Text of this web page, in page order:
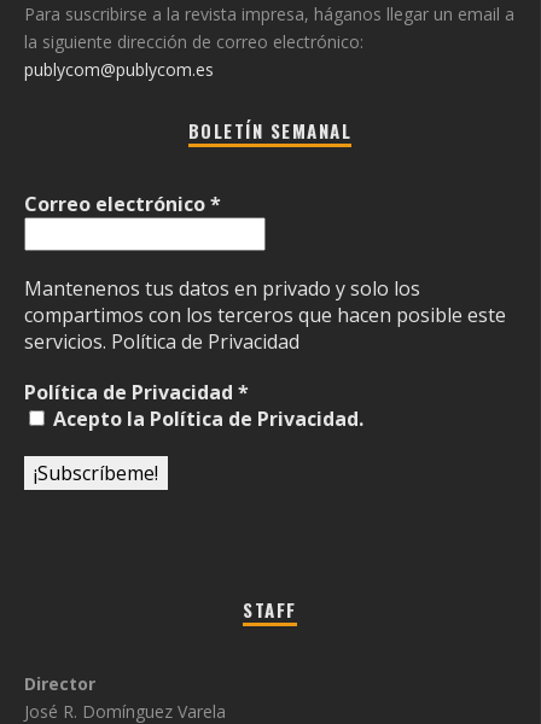
Para suscribirse a la revista impresa, háganos llegar un email a
la siguiente dirección de correo electrónico:
publycom@publycom.es
BOLETÍN SEMANAL
Correo electrónico*
Mantenenos tus datos en privado y solo los
compartimos con los terceros que hacen posible este
servicios. Política de Privacidad
Política de Privacidad *
Acepto la Política de Privacidad.
STAFF
Director
José R. Domínguez Varela